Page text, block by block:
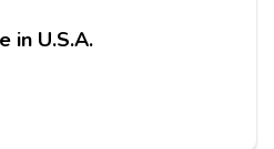
in U.S.A.